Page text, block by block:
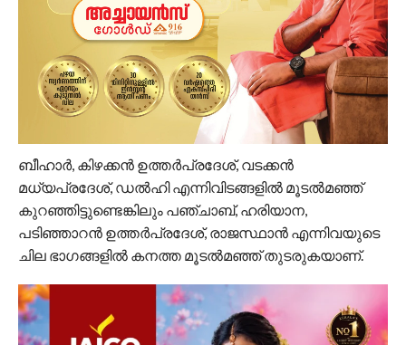
ബീഹാർ, കിഴക്കൻ ഉത്തർപ്രദേശ്, വടക്കൻ
മധ്യപ്രദേശ്, ഡൽഹി എന്നിവിടങ്ങളിൽ മൂടൽമഞ്ഞ്
കുറഞ്ഞിട്ടുണ്ടെങ്കിലും പഞ്ചാബ്, ഹരിയാന,
പടിഞ്ഞാറൻ ഉത്തർപ്രദേശ്, രാജസ്ഥാൻ എന്നിവയുടെ
ചില ഭാഗങ്ങളിൽ കനത്ത മൂടൽമഞ്ഞ് തുടരുകയാണ്.